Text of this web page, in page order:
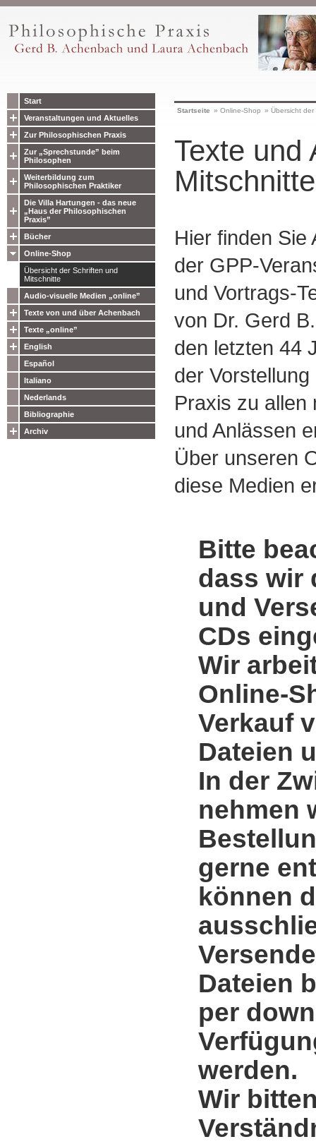
Start
Veranstaltungen und Aktuelles
Zur Philosophischen Praxis
Zur „Sprechstunde” beim
Philosophen
Weiterbildung zum
Philosophischen Praktiker
Die Villa Hartungen - das neue
„Haus der Philosophischen
Praxis”
Bücher
Online-Shop
Übersicht der Schriften und
Mitschnitte
Audio-visuelle Medien „online”
Texte von und über Achenbach
Texte „online”
English
Español
Italiano
Nederlands
Bibliographie
Archiv
Startseite » Online-Shop » Übersicht
Texte und
Mitschnitte
Hier finden Sie
der GPP-
und Vortrags-
von Dr. Gerd
den letzten 44
der
Praxis zu allen
und Anlässen
Über unseren
diese Medien
Bitte
dass wir
und
CDs
Wir
Online-
Verkauf
Dateien
In der
nehmen
gerne
können
Dateien
per
werden.
Wir